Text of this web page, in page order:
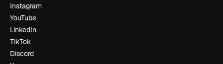
Instagram
YouTube
LinkedIn
TikTok
Discord